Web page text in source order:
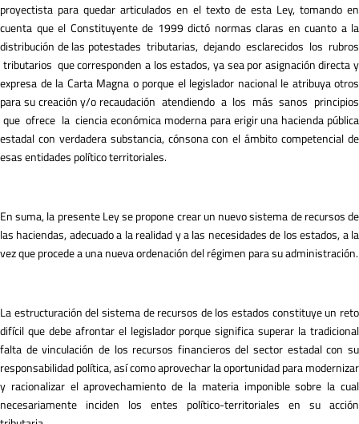
proyectista para quedar articulados en el texto de esta Ley, tomando en
cuenta que el Constituyente de 1999 dictó normas claras en cuanto a la
distribución de las potestades tributarias, dejando esclarecidos los rubros
tributarios que corresponden a los estados, ya sea por asignación directa y
expresa de la Carta Magna o porque el legislador nacional le atribuya otros
para su creación y/o recaudación atendiendo a los más sanos principios
que ofrece la ciencia económica moderna para erigir una hacienda pública
estadal con verdadera substancia, cónsona con el ámbito competencial de
esas entidades político territoriales.
En suma, la presente Ley se propone crear un nuevo sistema de recursos de
las haciendas, adecuado a la realidad y a las necesidades de los estados, a la
vez que procede a una nueva ordenación del régimen para su administración.
La estructuración del sistema de recursos de los estados constituye un reto
difícil que debe afrontar el legislador porque significa superar la tradicional
falta de vinculación de los recursos financieros del sector estadal con su
responsabilidad política, así como aprovechar la oportunidad para modernizar
y racionalizar el aprovechamiento de la materia imponible sobre la cual
necesariamente inciden los entes político-territoriales en su acción